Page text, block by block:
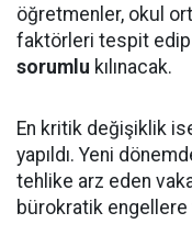
öğretmenler, okul
faktörleri tespit
sorumlu kılınacak.
En kritik değişiklik
yapıldı. Yeni
tehlike arz eden
bürokratik engellere